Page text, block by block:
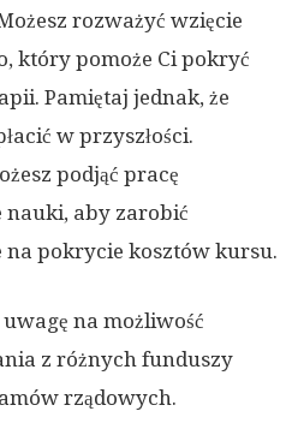
rozważyć wzięcie
który pomoże Ci pokryć
Pamiętaj jednak, że
w przyszłości.
podjąć pracę
aby zarobić
na pokrycie kosztów kursu.
na możliwość
z różnych funduszy
rządowych.